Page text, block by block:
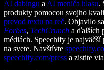
AI dabingu a AI meniča hlasu.
produkty pomocou svojho
prevod textu na reč. Objavilo
Forbes, TechCrunch a ďalších
médiách. Speechify je
na svete. Navštívte
speechify.com/press a zistite